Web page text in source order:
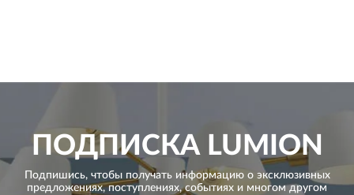
ПОДПИСКАLUMION
Подпишись, чтобы получать информацию о эксклюзивных
предложениях,поступлениях, событиях и многом другом